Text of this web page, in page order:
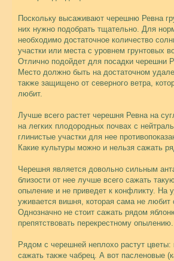
Поскольку высаживают черешню Ревна
них нужно подобрать тщательно. Для
необходимо достаточное количество
участки или места с уровнем грунтовых
Отлично подойдет для посадки черешни
Место должно быть на достаточном
также защищено от северного ветра,
любит.
Лучше всего растет черешня Ревна на
на легких плодородных почвах с
глинистые участки для нее
Какие культуры можно и нельзя сажать
Черешня является довольно сильным
близости от нее лучше всего сажать
опыление и не приведет к конфликту. На
уживается вишня, которая сама не любит
Однозначно не стоит сажать рядом
препятствовать перекрестному опылению.
Рядом с черешней неплохо растут
сажать также чабрец. А вот пасленовые